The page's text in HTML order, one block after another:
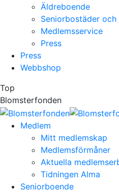
Äldreboende
Seniorbostäder och
Medlemsservice
Press
Press
Webbshop
Top
Blomsterfonden
Medlem
Mitt medlemskap
Medlemsförmåner
Aktuella
Tidningen Alma
Seniorboende